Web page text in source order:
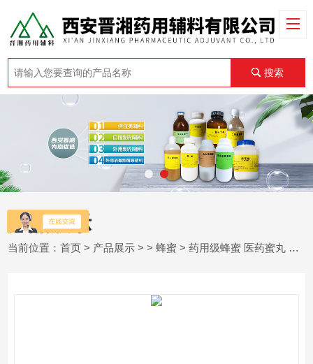
搜索
产品展示
当前位置：首页 > 产品展示 > >蜂蜜 > 药用级蜂蜜 医药蜜丸 水蜜丸制剂甜味剂